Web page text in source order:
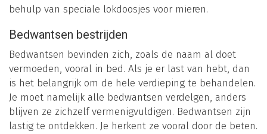
behulp van speciale lokdoosjes voor mieren.
Bedwantsen bestrijden
Bedwantsen bevinden zich, zoals de naam al doet
vermoeden, vooral in bed. Als je er last van hebt, dan
is het belangrijk om de hele verdieping te behandelen.
Je moet namelijk alle bedwantsen verdelgen, anders
blijven ze zichzelf vermenigvuldigen. Bedwantsen zijn
lastig te ontdekken. Je herkent ze vooral door de beten.